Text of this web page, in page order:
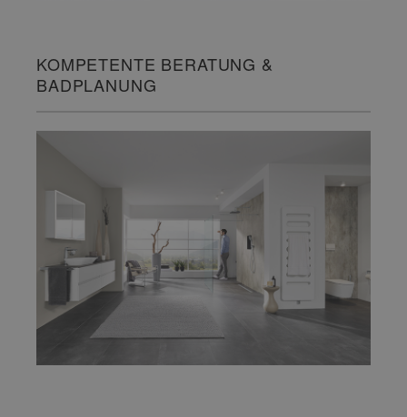
KOMPETENTE BERATUNG &
BADPLANUNG